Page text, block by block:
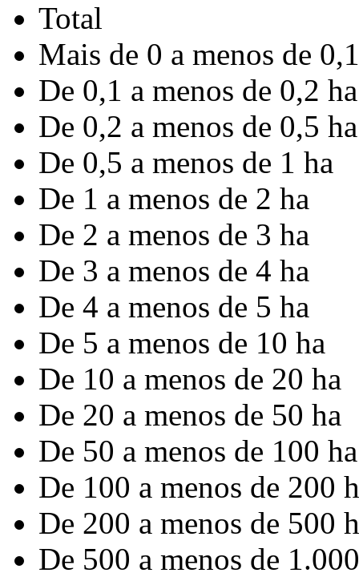
Total
Mais de 0 a menos de
De 0,1 a menos de 0,2 ha
De 0,2 a menos de 0,5 ha
De 0,5 a menos de 1 ha
De 1 a menos de 2 ha
De 2 a menos de 3 ha
De 3 a menos de 4 ha
De 4 a menos de 5 ha
De 5 a menos de 10 ha
De 10 a menos de 20 ha
De 20 a menos de 50 ha
De 50 a menos de 100 ha
De 100 a menos de 200
De 200 a menos de 500
De 500 a menos de